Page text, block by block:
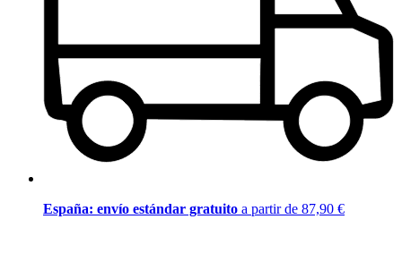
España: envío estándar gratuito a partir de 87,90 €